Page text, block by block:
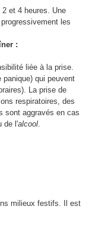
et 4 heures. Une
les
:
liée à la prise.
qui peuvent
La prise de
respiratoires, des
sont aggravés en cas
de l'alcool
milieux festifs. Il est